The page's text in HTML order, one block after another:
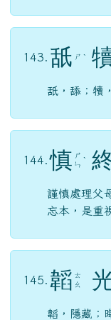
143. 舐 ㄕ ˋ
舐，舔；犢
144. 慎 ㄕ
ㄣ ˋ
謹慎處理父
忘本，是重
145. 韜 ㄊ
ㄠ
韜，隱藏；